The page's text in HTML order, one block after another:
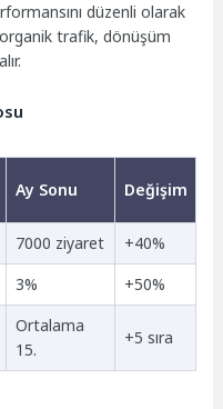
düzenli olarak
trafik, dönüşüm
Ay Sonu Değişim
7000 ziyaret
+40%
3%
+50%
Ortalama
15.
+5 sıra